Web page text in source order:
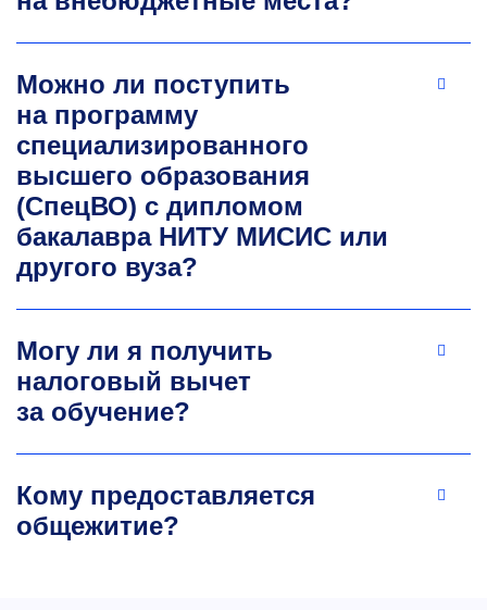
Президента РФ. Индекс Хирша WoS — 2,
Индекс Хирша Scopus — 3, Индекс Хирша
читает курсы «Физика квантоворазмерных
полупроводниковых композиций».
+7 985 723-29-88
yakushko@misis.ru
Сергей Федорович Маренкин
«Физико-химические основы технологии
материалов твердотельной электроники»
(ИОНХ РАН-кафедра ТМЭ)
Можно ли поступить
на программу
специализированного
высшего образования
(СпецВО) с дипломом
бакалавра НИТУ МИСИС или
другого вуза?
Могу ли я получить
налоговый вычет
за обучение?
Кому предоставляется
общежитие?